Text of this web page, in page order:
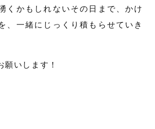
くかもしれないその日まで、かけ
、一緒にじっくり積もらせていき
願いします！